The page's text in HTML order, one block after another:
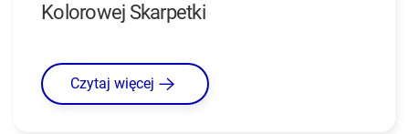
Kolorowej Skarpetki
Czytaj więcej